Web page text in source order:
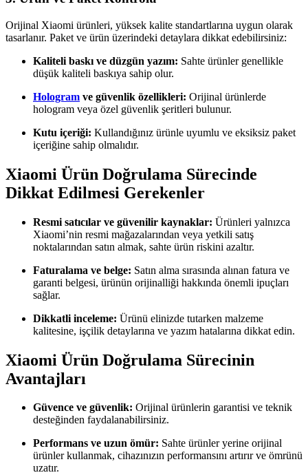
Orijinal Xiaomi ürünleri, yüksek kalite standartlarına uygun olarak
tasarlanır. Paket ve ürün üzerindeki detaylara dikkat edebilirsiniz:
Kaliteli baskı ve düzgün yazım: Sahte ürünler genellikle
düşük kaliteli baskıya sahip olur.
Hologram ve güvenlik özellikleri: Orijinal ürünlerde
hologram veya özel güvenlik şeritleri bulunur.
Kutu içeriği: Kullandığınız ürünle uyumlu ve eksiksiz paket
içeriğine sahip olmalıdır.
Xiaomi Ürün Doğrulama Sürecinde
Dikkat Edilmesi Gerekenler
Resmi satıcılar ve güvenilir kaynaklar: Ürünleri yalnızca
Xiaomi’nin resmi mağazalarından veya yetkili satış
noktalarından satın almak, sahte ürün riskini azaltır.
Faturalama ve belge: Satın alma sırasında alınan fatura ve
garanti belgesi, ürünün orijinalliği hakkında önemli ipuçları
sağlar.
Dikkatli inceleme: Ürünü elinizde tutarken malzeme
kalitesine, işçilik detaylarına ve yazım hatalarına dikkat edin.
Xiaomi Ürün Doğrulama Sürecinin
Avantajları
Güvence ve güvenlik: Orijinal ürünlerin garantisi ve teknik
desteğinden faydalanabilirsiniz.
Performans ve uzun ömür: Sahte ürünler yerine orijinal
ürünler kullanmak, cihazınızın performansını artırır ve ömrünü
uzatır.